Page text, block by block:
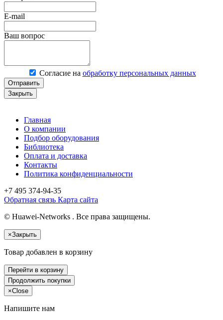
E-mail
Ваш вопрос
Согласие на обработку персональных данных
Отправить
Закрыть
Главная
О компании
Подбор оборудования
Библиотека
Оплата и доставка
Контакты
Политика конфиденциальности
+7 495 374-94-35
Обратная связь Карта сайта
© Huawei-Networks . Все права защищены.
×Закрыть
Товар добавлен в корзину
Перейти в корзину
Продолжить покупки
×Close
Напишите нам